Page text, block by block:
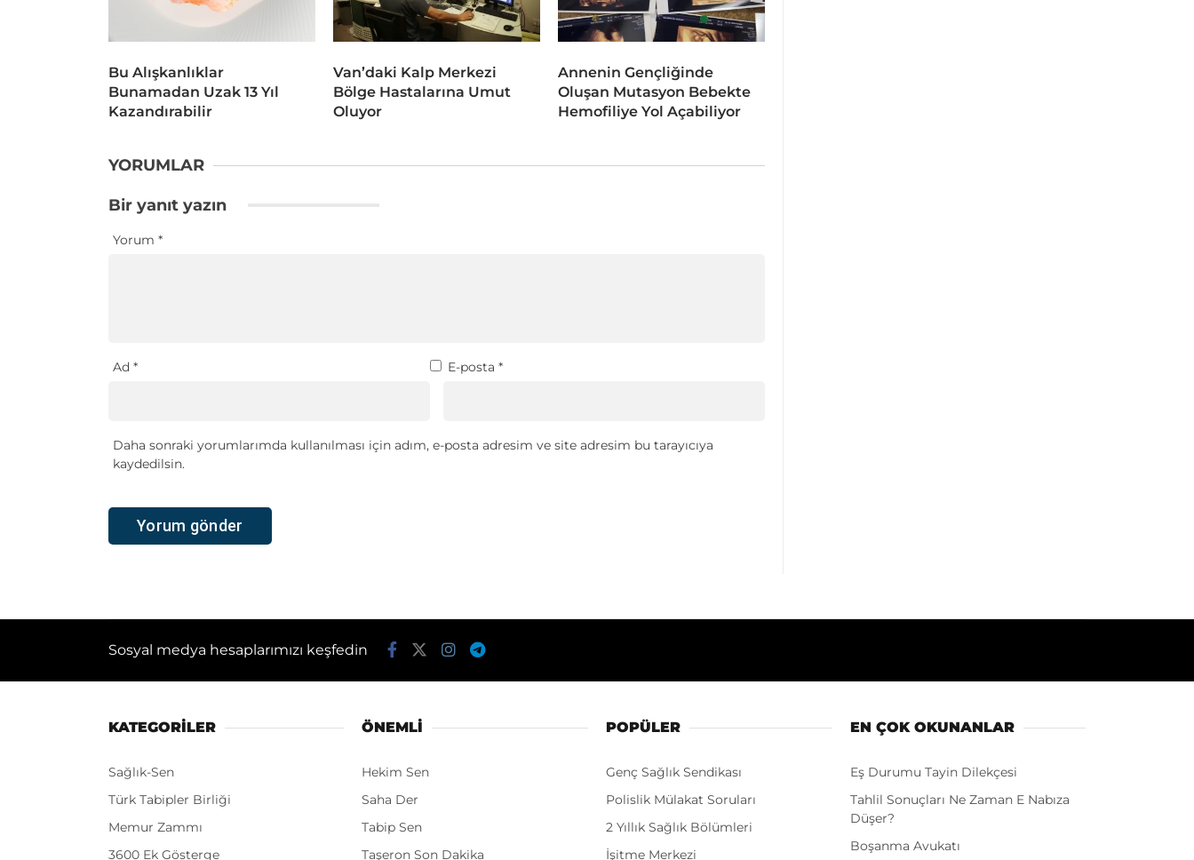
Bu Alışkanlıklar
Bunamadan Uzak 13 Yıl
Kazandırabilir
Van’daki Kalp Merkezi
Bölge Hastalarına Umut
Oluyor
Annenin Gençliğinde
Oluşan Mutasyon Bebekte
Hemofiliye Yol Açabiliyor
YORUMLAR
Bir yanıt yazın
Yorum *
Ad * E-posta *
Daha sonraki yorumlarımda kullanılması için adım, e-posta adresim ve site adresim bu tarayıcıya
kaydedilsin.
Sosyal medya hesaplarımızı keşfedin
KATEGORİLER
Sağlık-Sen
Türk Tabipler Birliği
Memur Zammı
3600 Ek Gösterge
ÖNEMLI
Hekim Sen
Saha Der
Tabip Sen
Taşeron Son Dakika
POPÜLER
Genç Sağlık Sendikası
Polislik Mülakat Soruları
2 Yıllık Sağlık Bölümleri
İşitme Merkezi
EN ÇOK OKUNANLAR
Eş Durumu Tayin Dilekçesi
Tahlil Sonuçları Ne Zaman E Nabıza
Düşer?
Boşanma Avukatı